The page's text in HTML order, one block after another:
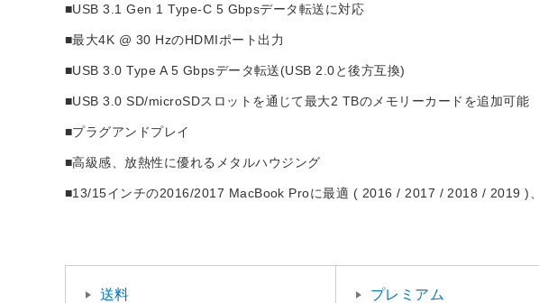
■USB 3.1 Gen 1 Type-C 5 Gbpsデータ転送に対応
■最大4K @ 30 HzのHDMIポート出力
■USB 3.0 Type A 5 Gbpsデータ転送(USB 2.0と後方互換)
■USB 3.0 SD/microSDスロットを通じて最大2 TBのメモリーカードを追加可能
■プラグアンドプレイ
■高級感、放熱性に優れるメタルハウジング
■13/15インチの2016/2017 MacBook Proに最適 ( 2016 / 2017 / 2018 / 2019 )
送料 プレミアム